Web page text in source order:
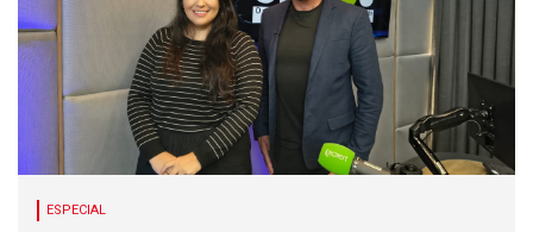
ESPECIAL